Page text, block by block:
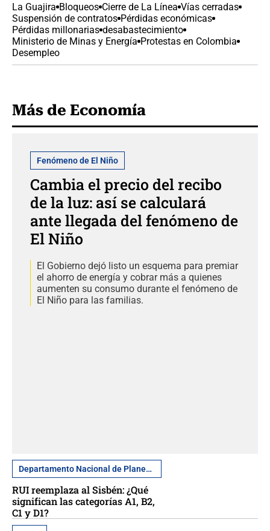
La Guajira Bloqueos Cierre de La Línea Vías cerradas
Suspensión de contratos Pérdidas económicas
Pérdidas millonarias desabastecimiento
Ministerio de Minas y Energía Protestas en Colombia
Desempleo
Más de Economía
Fenómeno de El Niño
Cambia el precio del recibo
de la luz: así se calculará
ante llegada del fenómeno de
El Niño
El Gobierno dejó listo un esquema para premiar
el ahorro de energía y cobrar más a quienes
aumenten su consumo durante el fenómeno de
El Niño para las familias.
Departamento Nacional de Planeación
RUI reemplaza al Sisbén: ¿Qué
significan las categorías A1, B2,
C1 y D1?